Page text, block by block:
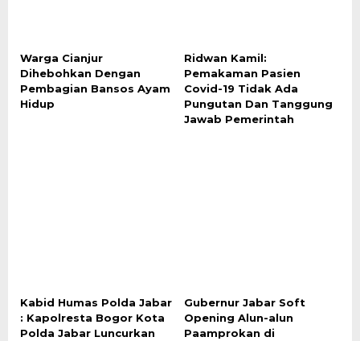
Warga Cianjur
Dihebohkan Dengan
Pembagian Bansos Ayam
Hidup
Ridwan Kamil:
Pemakaman Pasien
Covid-19 Tidak Ada
Pungutan Dan Tanggung
Jawab Pemerintah
Kabid Humas Polda Jabar
: Kapolresta Bogor Kota
Polda Jabar Luncurkan
Gubernur Jabar Soft
Opening Alun-alun
Paamprokan di